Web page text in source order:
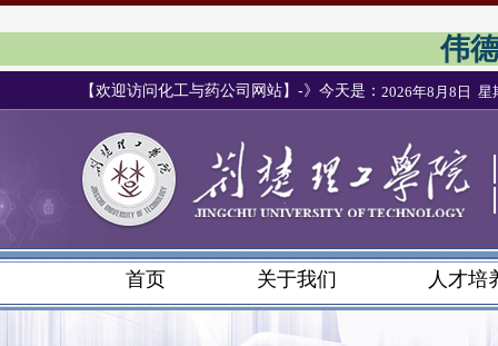
伟
【欢迎访问化工与药公司网站】-》今天是： 2026年8月8日 星
首页 关于我们 人才培